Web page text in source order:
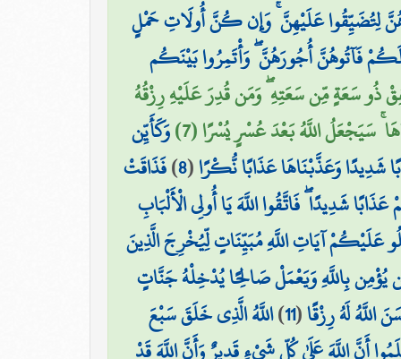
لِتُضَيِّقُوا عَلَيْهِنَّ ۚ وَإِن كُنَّ أُولَاتِ حَمْلٍ
فَآتُوهُنَّ أُجُورَهُنَّ ۖ وَأْتَمِرُوا بَيْنَكُم
ذُو سَعَةٍ مِّن سَعَتِهِ ۖ وَمَن قُدِرَ عَلَيْهِ رِزْقُهُ
سَيَجْعَلُ اللَّهُ بَعْدَ عُسْرٍ يُسْرًا (7) وَكَأَيِّن
وَعَذَّبْنَاهَا عَذَابًا نُّكْرًا(
8
)فَذَاقَتْ
عَذَابًا شَدِيدًا ۖ فَاتَّقُوا اللَّهَ يَا أُولِي الْأَلْبَابِ
عَلَيْكُمْ آيَاتِ اللَّهِ مُبَيِّنَاتٍ لِّيُخْرِجَ الَّذِينَ
يُؤْمِن بِاللَّهِ وَيَعْمَلْ صَالِحًا يُدْخِلْهُ جَنَّاتٍ
اللَّهُ لَهُ رِزْقًا(
11
)اللَّهُ الَّذِي خَلَقَ سَبْعَ
أَنَّ اللَّهَ عَلَىٰ كُلِّ شَيْءٍ قَدِيرٌ وَأَنَّ اللَّهَ قَدْ